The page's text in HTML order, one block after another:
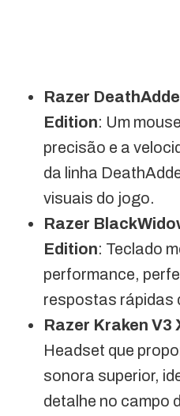
Razer
Edition: Um
precisão e a
da linha
visuais do jogo.
Razer
Edition: Teclado
performance,
respostas rápidas
Razer Kraken V3
Headset que
sonora superior,
detalhe no campo